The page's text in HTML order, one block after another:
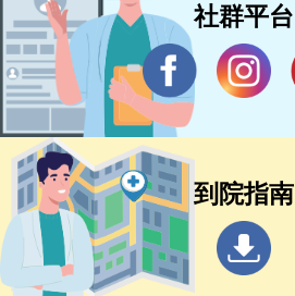
社群平台
到院指南